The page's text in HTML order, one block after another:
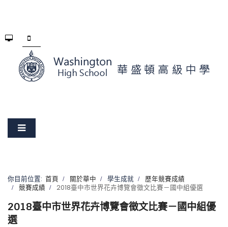
你目前位置: 首頁 關於華中 學生成就
歷年競賽成績
競賽成績
2018臺中市世界花卉博覽會徵文比賽－國中組優選
2018臺中市世界花卉博覽會徵文比賽－國中組優
選